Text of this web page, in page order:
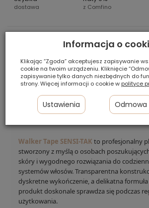
dostawa z Comfino
WALKER TAPE
DELIKATNY
MOCUJĄCY
ZAPEWNIAJĄCY
CZYSTE
Walker Tape SENSI-TAK to profesjonalny
stworzony z myślą o osobach
skóry i wygodnego rozwiązania do
systemów włosów. Transparentna
dyskretne wykończenie, a delikatna
produkt doskonale sprawdza się podczas
użytkowania.
Informacja o
Klikając “Zgoda” akceptujesz zapisywanie
cookie na twoim urządzeniu. Kliknięcie
zapisywanie tylko danych niezbędnych do
strony. Więcej informacji o cookie w polityce
Ustawienia Odmowa